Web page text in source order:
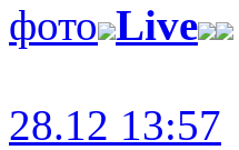
фото Live
28.12 13:57